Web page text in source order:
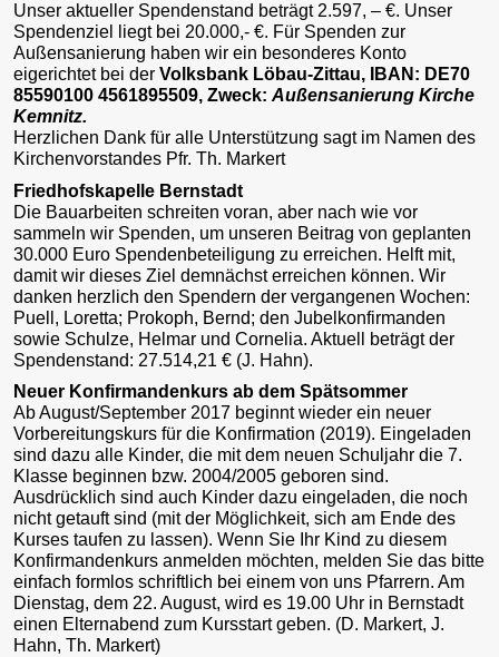
Unser aktueller Spendenstand beträgt 2.597, – €. Unser
Spendenziel liegt bei 20.000,- €. Für Spenden zur
Außensanierung haben wir ein besonderes Konto
eigerichtet bei der Volksbank Löbau-Zittau, IBAN: DE70
85590100 4561895509, Zweck: Außensanierung Kirche
Kemnitz.
Herzlichen Dank für alle Unterstützung sagt im Namen des
Kirchenvorstandes Pfr. Th. Markert
Friedhofskapelle Bernstadt
Die Bauarbeiten schreiten voran, aber nach wie vor
sammeln wir Spenden, um unseren Beitrag von geplanten
30.000 Euro Spendenbeteiligung zu erreichen. Helft mit,
damit wir dieses Ziel demnächst erreichen können. Wir
danken herzlich den Spendern der vergangenen Wochen:
Puell, Loretta; Prokoph, Bernd; den Jubelkonfirmanden
sowie Schulze, Helmar und Cornelia. Aktuell beträgt der
Spendenstand: 27.514,21 € (J. Hahn).
Neuer Konfirmandenkurs ab dem Spätsommer
Ab August/September 2017 beginnt wieder ein neuer
Vorbereitungskurs für die Konfirmation (2019). Eingeladen
sind dazu alle Kinder, die mit dem neuen Schuljahr die 7.
Klasse beginnen bzw. 2004/2005 geboren sind.
Ausdrücklich sind auch Kinder dazu eingeladen, die noch
nicht getauft sind (mit der Möglichkeit, sich am Ende des
Kurses taufen zu lassen). Wenn Sie Ihr Kind zu diesem
Konfirmandenkurs anmelden möchten, melden Sie das bitte
einfach formlos schriftlich bei einem von uns Pfarrern. Am
Dienstag, dem 22. August, wird es 19.00 Uhr in Bernstadt
einen Elternabend zum Kursstart geben. (D. Markert, J.
Hahn, Th. Markert)